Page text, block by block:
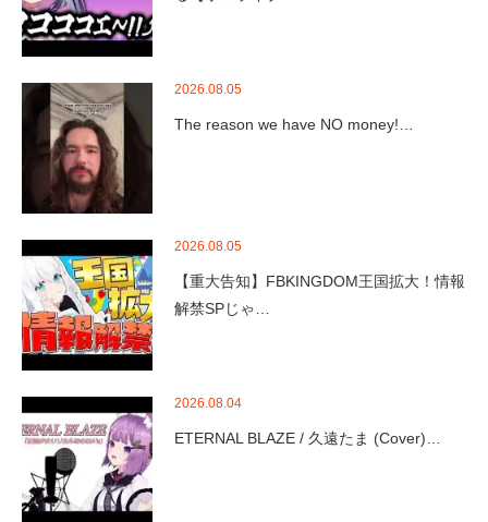
2026.08.05
The reason we have NO money!…
2026.08.05
【重大告知】FBKINGDOM王国拡大！情報
解禁SPじゃ…
2026.08.04
ETERNAL BLAZE / 久遠たま (Cover)…